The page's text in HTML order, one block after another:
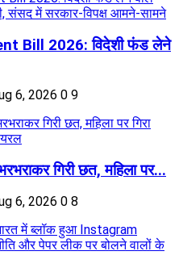
Bill 2026: विदेशी फंड लेने
6, 2026 0 9
गिरी छत, महिला पर...
6, 2026 0 8